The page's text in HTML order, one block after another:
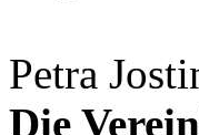
Petra
Die